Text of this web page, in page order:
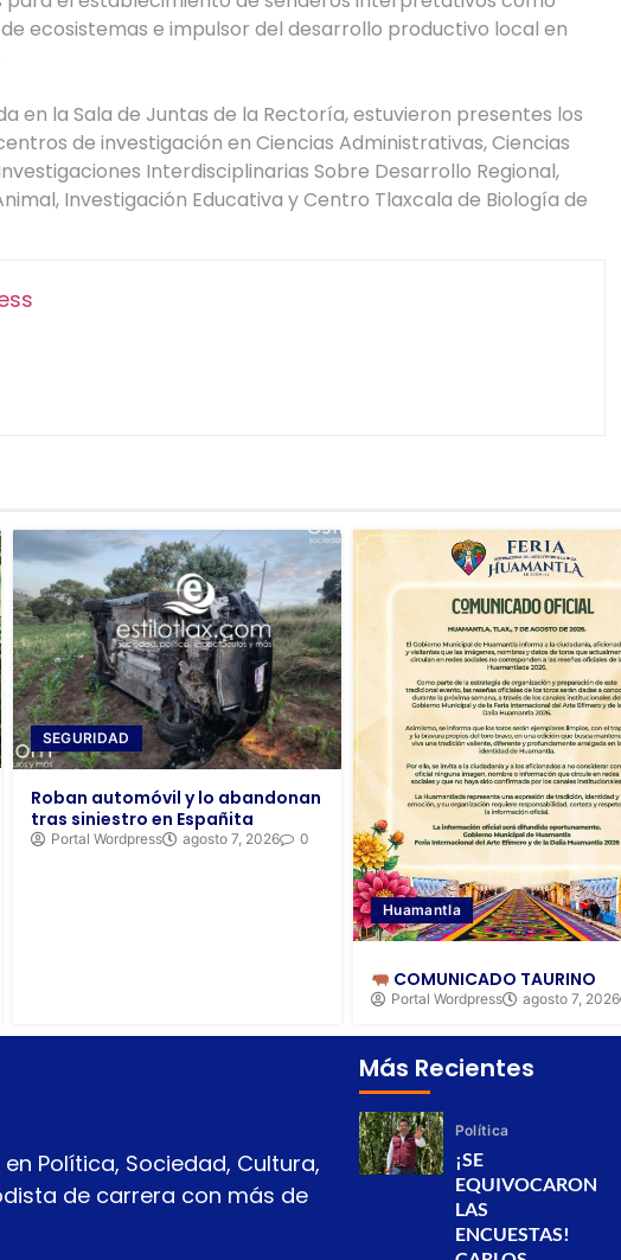
ecosistemas e impulsor del desarrollo productivo local en
en la Sala de Juntas de la Rectoría, estuvieron presentes los
de investigación en Ciencias Administrativas, Ciencias
Interdisciplinarias Sobre Desarrollo Regional,
Investigación Educativa y Centro Tlaxcala de Biología de
SEGURIDAD
Roban automóvil y lo abandonan
tras siniestro en Españita
Portal Wordpress agosto 7, 2026 0
Huamantla
COMUNICADO TAURINO
Portal Wordpress agosto 7, 2026
Política, Sociedad, Cultura,
de carrera con más de
Más Recientes
Política
¡SE
EQUIVOCARON
LAS
ENCUESTAS!